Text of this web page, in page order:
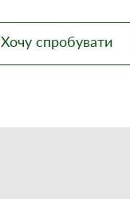
Хочу спробувати